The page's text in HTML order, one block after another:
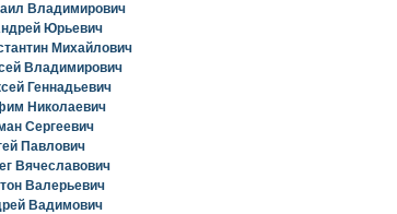
Владимирович
Юрьевич
Михайлович
Владимирович
Геннадьевич
Николаевич
Сергеевич
Павлович
Вячеславович
Валерьевич
Вадимович